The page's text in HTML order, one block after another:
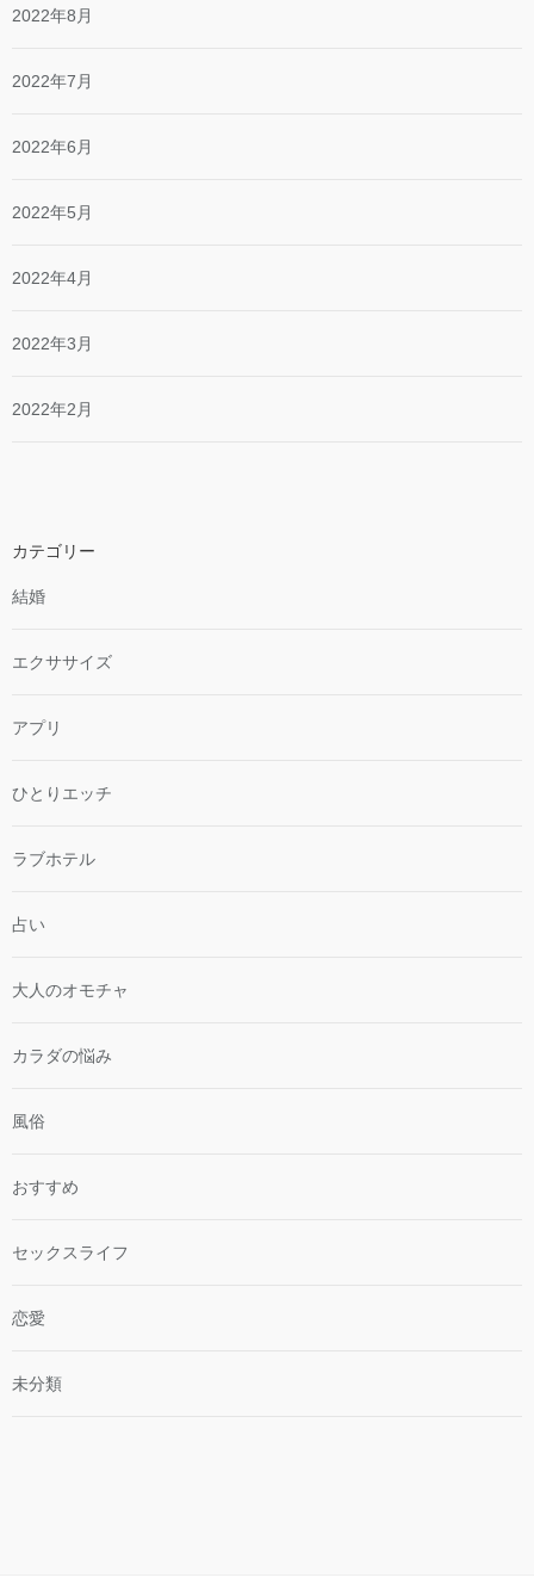
2022年8月
2022年7月
2022年6月
2022年5月
2022年4月
2022年3月
2022年2月
カテゴリー
結婚
エクササイズ
アプリ
ひとりエッチ
ラブホテル
占い
大人のオモチャ
カラダの悩み
風俗
おすすめ
セックスライフ
恋愛
未分類